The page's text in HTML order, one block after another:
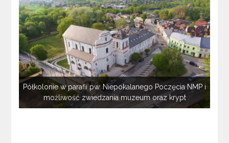
Półkolonie w parafii pw. Niepokalanego Poczęcia NMP i
możliwość zwiedzania muzeum oraz krypt